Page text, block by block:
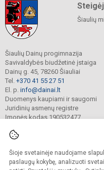
Šioje svetainėje naudojame
paslaugų kokybę, analizuoti
Šiaulių
Šiaulių Dainų progimnazija
Savivaldybės biudžetinė įstaiga
Dainų g. 45, 78260 Šiauliai
Tel. +370 41 55 27 51
El. p. info@dainai.lt
Duomenys kaupiami ir saugomi
Juridinių asmenų registre
Įmonės kodas 190532477
© 2023. Šiaulių Dainų
Kopijuoti turinį be raštiško